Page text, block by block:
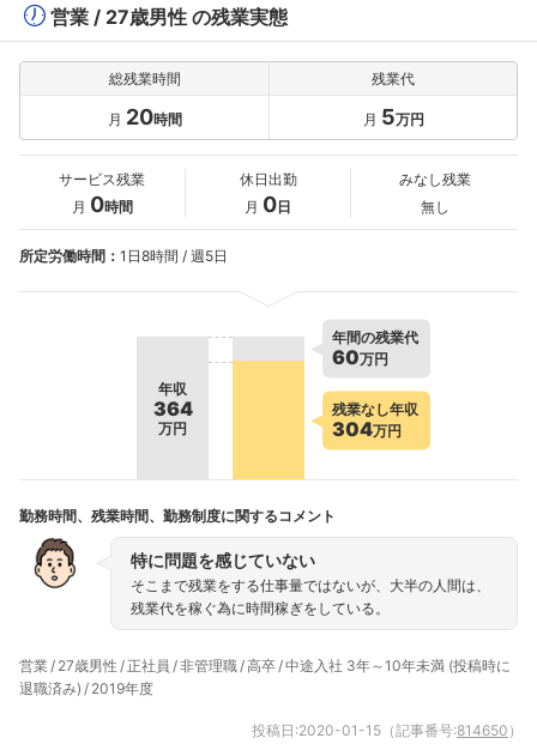
営業 27歳男性 の残業実態
総残業時間 残業代
月 20時間 月 5万円
サービス残業
月 0時間
休日出勤
月 0日
みなし残業
無し
所定労働時間： 1日8時間 / 週5日
年収
364
万円
年間の残業代
60万円
残業なし年収
304万円
勤務時間、残業時間、勤務制度に関するコメント
特に問題を感じていない
そこまで残業をする仕事量ではないが、大半の人間は、
残業代を稼ぐ為に時間稼ぎをしている。
営業 27歳男性 正社員 非管理職 高卒 中途入社 3年～10年未満 (投稿時に
退職済み)
2019年度
投稿日:2020-01-15 （記事番号:814650 ）